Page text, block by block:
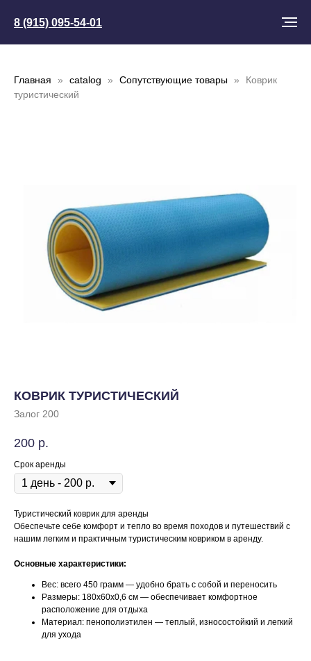
8 (915) 095-54-01
Главная catalog Сопутствующие товары
Коврик
туристический
КОВРИК ТУРИСТИЧЕСКИЙ
Залог 200
200 р.
Срок аренды
Туристический коврик для аренды
Обеспечьте себе комфорт и тепло во время походов и путешествий с
нашим легким и практичным туристическим ковриком в аренду.
Основные характеристики:
Вес: всего 450 грамм — удобно брать с собой и переносить
Размеры: 180х60х0,6 см — обеспечивает комфортное
расположение для отдыха
Материал: пенополиэтилен — теплый, износостойкий и легкий
для ухода